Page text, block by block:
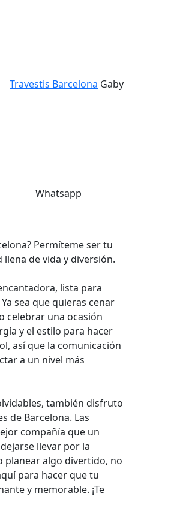
Travestis Barcelona Gaby
Whatsapp
Permíteme ser tu
de vida y diversión.
lista para
sea que quieras cenar
celebrar una ocasión
y el estilo para hacer
así que la comunicación
a un nivel más
también disfruto
de Barcelona. Las
compañía que un
llevar por la
planear algo divertido, no
para hacer que tu
y memorable. ¡Te